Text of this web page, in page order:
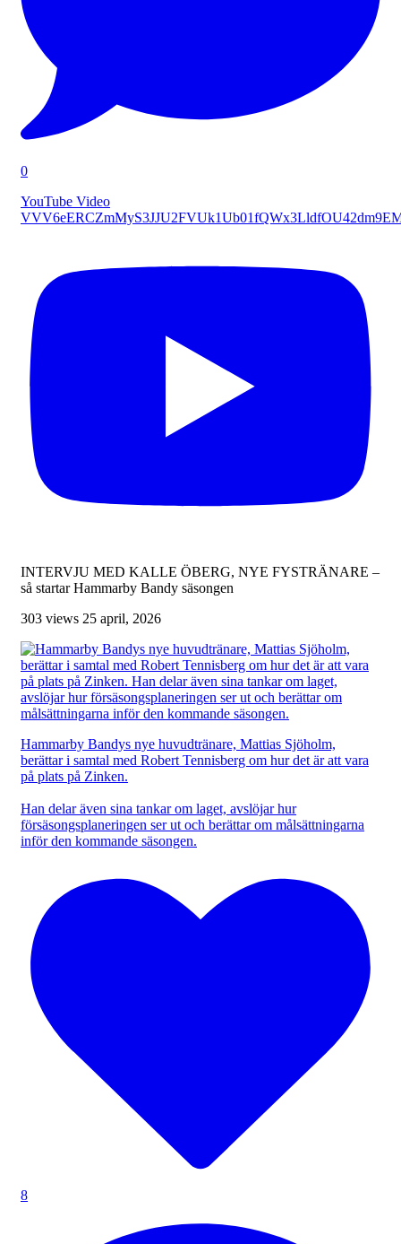
0
YouTube Video
INTERVJU MED KALLE ÖBERG, NYE FYSTRÄNARE –
så startar Hammarby Bandy säsongen
303 views 25 april, 2026
Hammarby Bandys nye huvudtränare, Mattias Sjöholm,
berättar i samtal med Robert Tennisberg om hur det är att vara
på plats på Zinken.
Han delar även sina tankar om laget, avslöjar hur
försäsongsplaneringen ser ut och berättar om målsättningarna
inför den kommande säsongen.
8